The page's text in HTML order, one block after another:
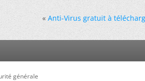
« Anti-Virus gratuit à
générale